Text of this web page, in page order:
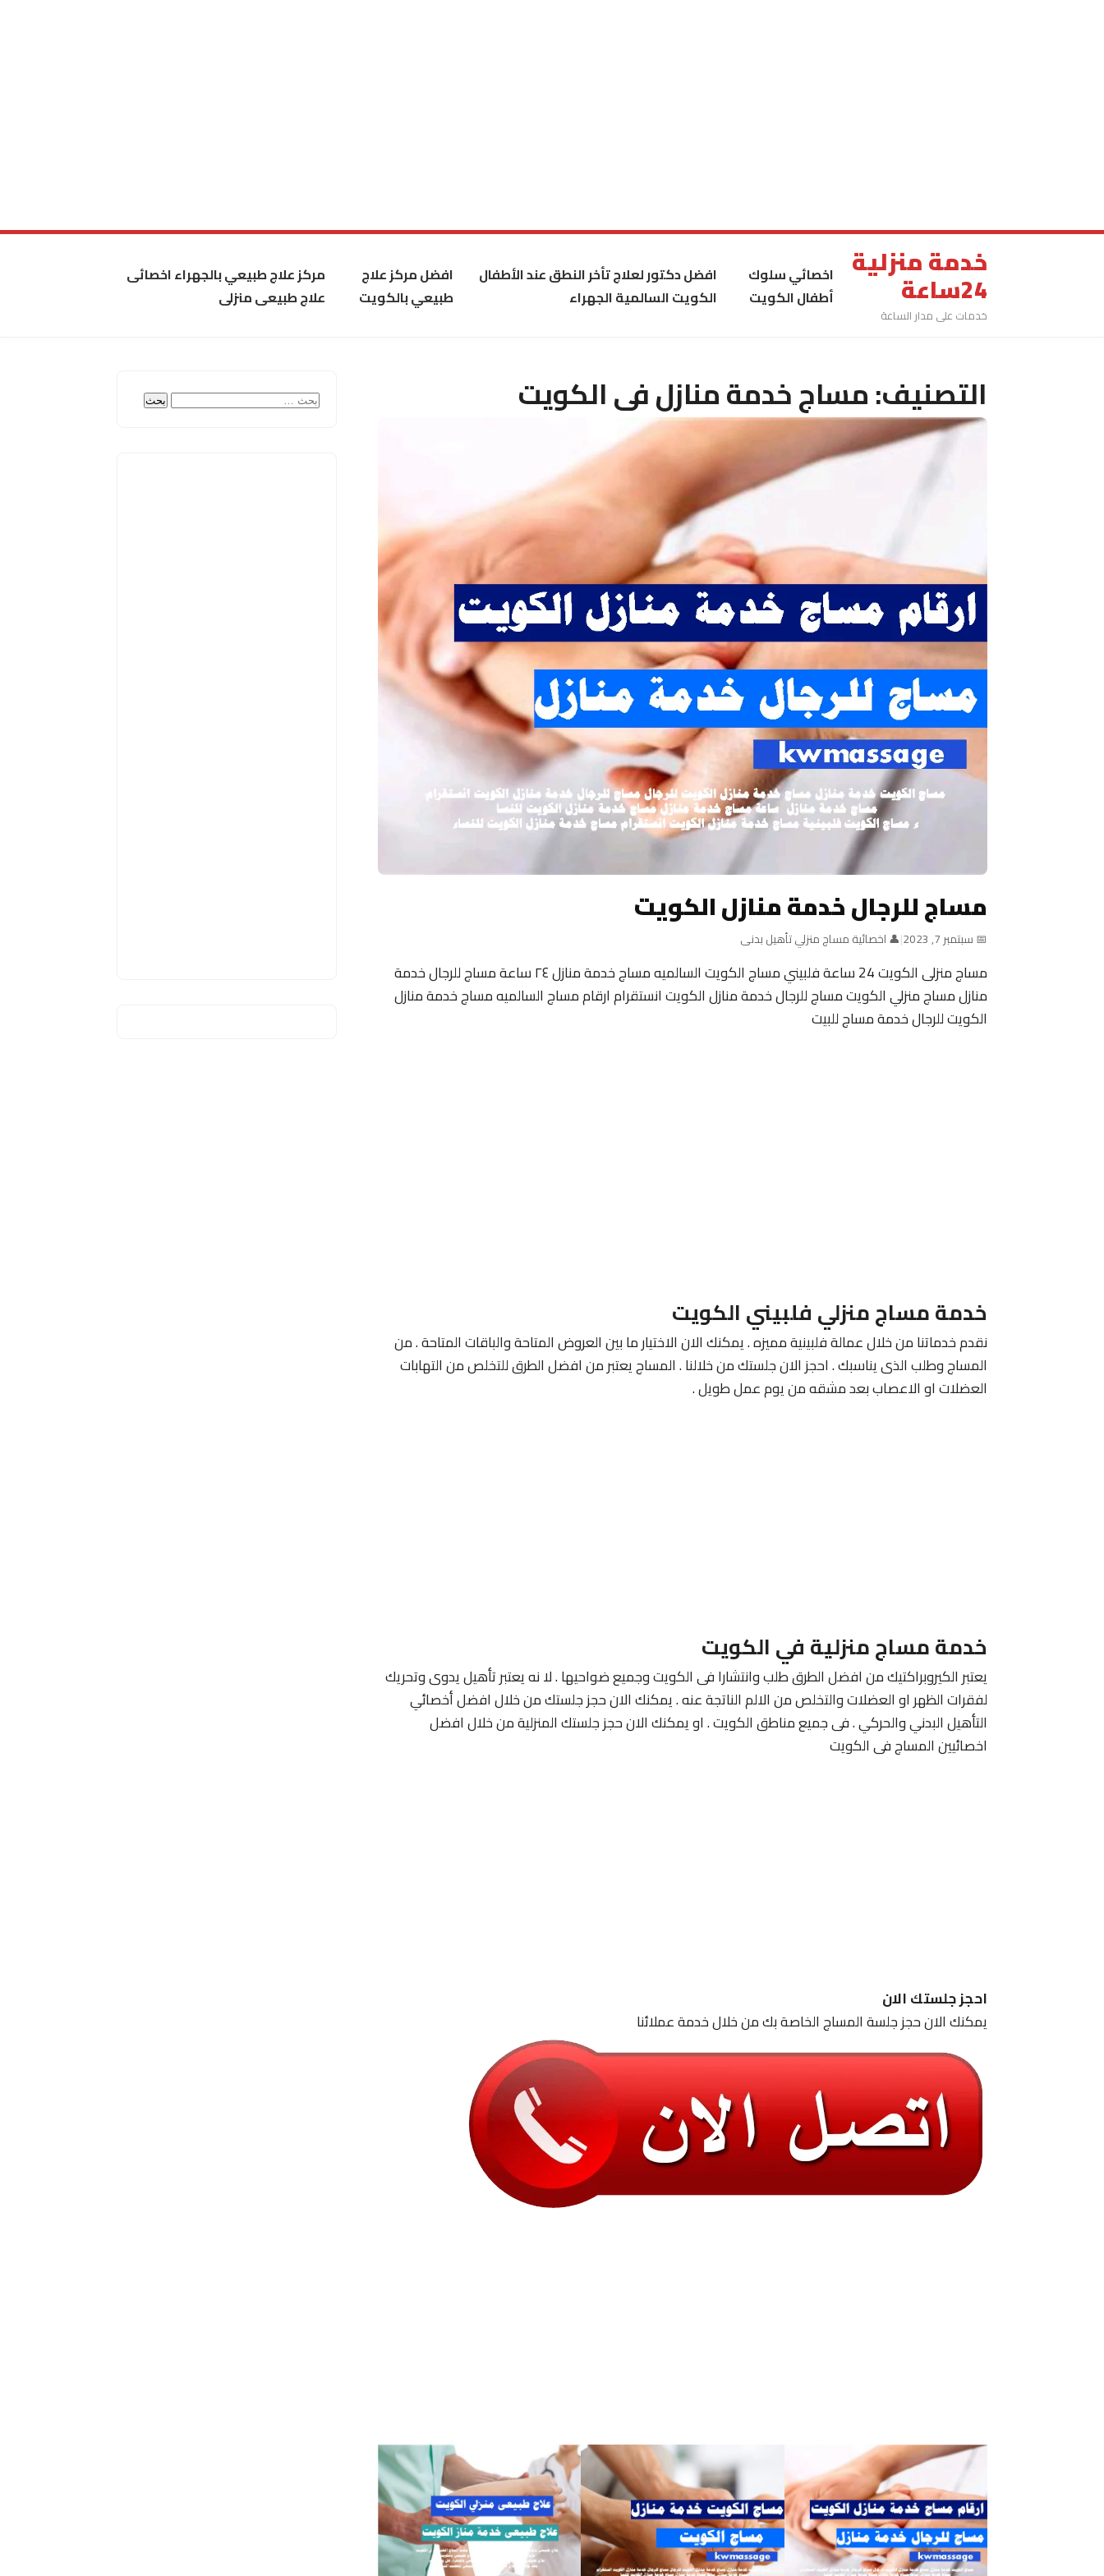
خدمة منزلية
24ساعة
خدمات على مدار الساعة
اخصائي سلوك
أطفال الكويت
افضل دكتور لعلاج تأخر النطق عند الأطفال
الكويت السالمية الجهراء
افضل مركز علاج
طبيعي بالكويت
مركز علاج طبيعي بالجهراء اخصائى
علاج طبيعى منزلى
التصنيف:مساج خدمة منازل فى الكويت
مساج للرجال خدمة منازل الكويت
📅 سبتمبر 7, 2023 |👤 اخصائية مساج منزلي تأهيل بدنى
مساج منزلى الكويت 24 ساعة فلبيني مساج الكويت السالميه مساج خدمة منازل ٢٤ ساعة مساج للرجال خدمة
منازل مساج منزلي الكويت مساج للرجال خدمة منازل الكويت انستقرام ارقام مساج السالميه مساج خدمة منازل
الكويت للرجال خدمة مساج للبيت
خدمة مساج منزلي فلبيني الكويت
نقدم خدماتنا من خلال عمالة فلبينية مميزه . يمكنك الان الاختيار ما بين العروض المتاحة والباقات المتاحة . من
المساج وطلب الذى يناسبك . احجز الان جلستك من خلالنا . المساج يعتبر من افضل الطرق للتخلص من التهابات
العضلات او الاعصاب بعد مشقه من يوم عمل طويل .
خدمة مساج منزلية في الكويت
يعتبر الكيروبراكتيك من افضل الطرق طلب وانتشارا فى الكويت وجميع ضواحيها . لا نه يعتبر تأهيل يدوى وتحريك
لفقرات الظهر او العضلات والتخلص من الالم الناتجة عنه . يمكنك الان حجز جلستك من خلال افضل أخصائي
التأهيل البدني والحركي . فى جميع مناطق الكويت . او يمكنك الان حجز جلستك المنزلية من خلال افضل
اخصائيين المساج فى الكويت
احجز جلستك الان
يمكنك الان حجز جلسة المساج الخاصة بك من خلال خدمة عملائنا
البحث